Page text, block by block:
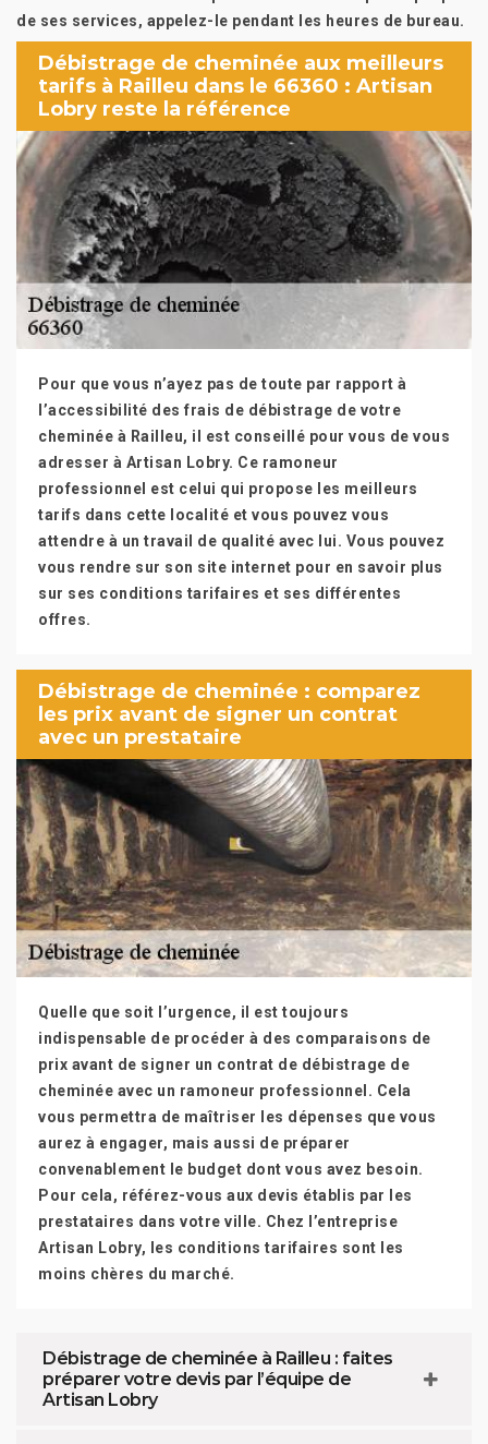
de ses services, appelez-le pendant les heures de bureau.
Débistrage de cheminée aux meilleurs
tarifs à Railleu dans le 66360 : Artisan
Lobry reste la référence
Pour que vous n’ayez pas de toute par rapport à
l’accessibilité des frais de débistrage de votre
cheminée à Railleu, il est conseillé pour vous de vous
adresser à Artisan Lobry. Ce ramoneur
professionnel est celui qui propose les meilleurs
tarifs dans cette localité et vous pouvez vous
attendre à un travail de qualité avec lui. Vous pouvez
vous rendre sur son site internet pour en savoir plus
sur ses conditions tarifaires et ses différentes
offres.
Débistrage de cheminée : comparez
les prix avant de signer un contrat
avec un prestataire
Quelle que soit l’urgence, il est toujours
indispensable de procéder à des comparaisons de
prix avant de signer un contrat de débistrage de
cheminée avec un ramoneur professionnel. Cela
vous permettra de maîtriser les dépenses que vous
aurez à engager, mais aussi de préparer
convenablement le budget dont vous avez besoin.
Pour cela, référez-vous aux devis établis par les
prestataires dans votre ville. Chez l’entreprise
Artisan Lobry, les conditions tarifaires sont les
moins chères du marché.
Débistrage de cheminée à Railleu : faites
préparer votre devis par l’équipe de
Artisan Lobry